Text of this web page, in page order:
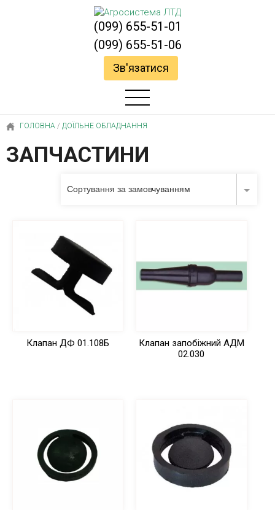
(099) 655-51-01
(099) 655-51-06
Зв'язатися
ГОЛОВНА / ДОЇЛЬНЕ ОБЛАДНАННЯ
ЗАПЧАСТИНИ
Сортування за замовчуванням
Клапан ДФ 01.108Б
Клапан запобіжний АДМ
02.030